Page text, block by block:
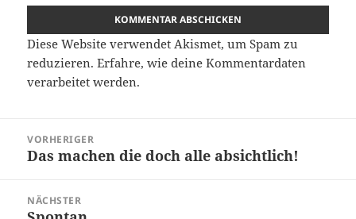
Diese Website verwendet Akismet, um Spam zu
reduzieren.Erfahre, wie deine Kommentardaten
verarbeitet werden.
VORHERIGER
Vorheriger
Das machen die doch alle absichtlich!
NÄCHSTER